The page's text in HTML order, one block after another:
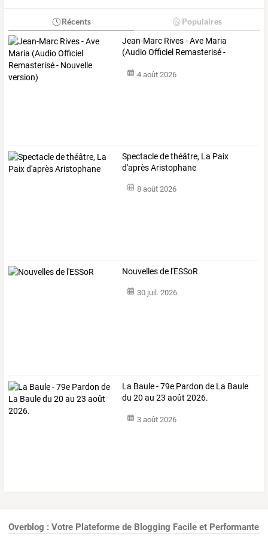
Récents Populaires
Jean-Marc Rives-Ave Maria
(AudioOfficiel Remasterisé-
4 août 2026
Spectacle de théâtre, La Paix
d'après Aristophane
8 août 2026
Nouvelles de l'ESSoR
30 juil. 2026
La Baule - 79e Pardon de La Baule
du 20 au 23 août 2026.
3 août 2026
Overblog : Votre Plateforme de Blogging Facile et Performante